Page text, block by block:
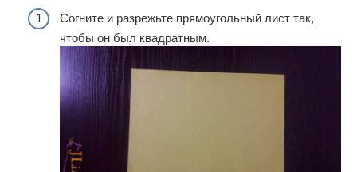
Согните и разрежьте прямоугольный лист так,
чтобы он был квадратным.